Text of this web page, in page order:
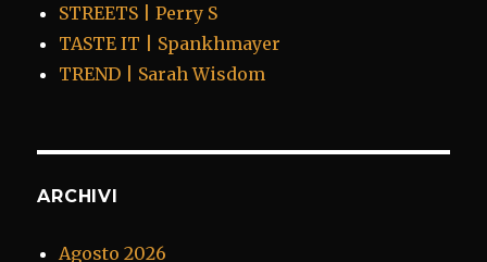
STREETS | Perry S
TASTE IT | Spankhmayer
TREND | Sarah Wisdom
ARCHIVI
Agosto 2026